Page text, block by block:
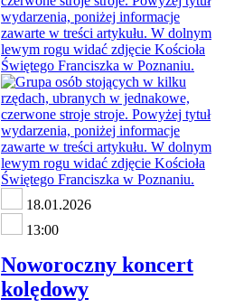
18.01.2026
13:00
Noworoczny koncert
kolędowy